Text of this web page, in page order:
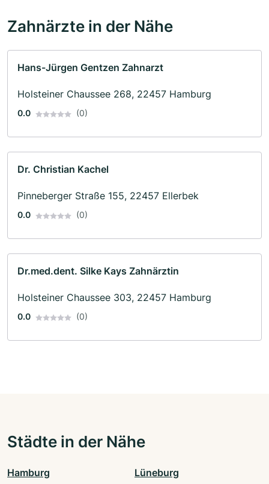
Zahnärzte in der Nähe
Hans-Jürgen Gentzen Zahnarzt
Holsteiner Chaussee 268, 22457 Hamburg
0.0 (0)
Dr. Christian Kachel
Pinneberger Straße 155, 22457 Ellerbek
0.0 (0)
Dr.med.dent. Silke Kays Zahnärztin
Holsteiner Chaussee 303, 22457 Hamburg
0.0 (0)
Städte in der Nähe
Hamburg Lüneburg